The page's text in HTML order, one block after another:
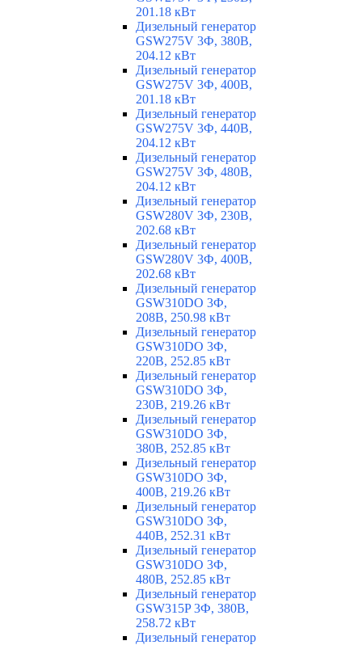
201.18 кВт
Дизельный генератор
GSW275V 3Ф, 380В,
204.12 кВт
Дизельный генератор
GSW275V 3Ф, 400В,
201.18 кВт
Дизельный генератор
GSW275V 3Ф, 440В,
204.12 кВт
Дизельный генератор
GSW275V 3Ф, 480В,
204.12 кВт
Дизельный генератор
GSW280V 3Ф, 230В,
202.68 кВт
Дизельный генератор
GSW280V 3Ф, 400В,
202.68 кВт
Дизельный генератор
GSW310DO 3Ф,
208В, 250.98 кВт
Дизельный генератор
GSW310DO 3Ф,
220В, 252.85 кВт
Дизельный генератор
GSW310DO 3Ф,
230В, 219.26 кВт
Дизельный генератор
GSW310DO 3Ф,
380В, 252.85 кВт
Дизельный генератор
GSW310DO 3Ф,
400В, 219.26 кВт
Дизельный генератор
GSW310DO 3Ф,
440В, 252.31 кВт
Дизельный генератор
GSW310DO 3Ф,
480В, 252.85 кВт
Дизельный генератор
GSW315P 3Ф, 380В,
258.72 кВт
Дизельный генератор